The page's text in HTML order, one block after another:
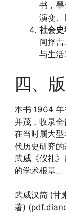
书，
演变、
社会史
间择
与生活
四、
本书 1964 年
并茂，收录
在当时属大
代历史研究
武威《仪礼
的学术根基。
武威汉简 (甘
著)